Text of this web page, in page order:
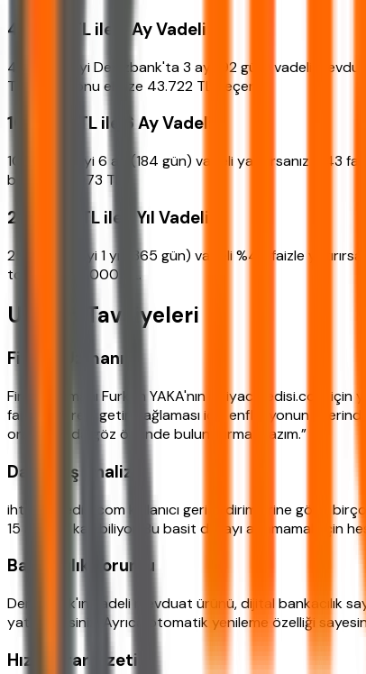
40.000 TL ile 3 Ay Vadeli
40.000 TL'yi Denizbank'ta 3 ay (92 gün) vadeli
TL. Vade sonu elinize 43.722 TL geçer.
100.000 TL ile 6 Ay Vadeli
100.000 TL'yi 6 ay (184 gün) vadeli yatırırsanız %43
bakiye: 119.073 TL.
250.000 TL ile 1 Yıl Vadeli
250.000 TL'yi 1 yıl (365 gün) vadeli %44 faizle
toplam: 349.000 TL.
Uzman Tavsiyeleri
Finans Uzmanı
Finans uzmanı Furkan YAKA'nın ihtiyackredisi.com
faizlerinin reel getiri sağlaması için enflasyonun
oranlarını da göz önünde bulundurması lazım.”
Davranış Analizi
ihtiyackredisi.com kullanıcı geri bildirimlerine göre,
15 altında kalabiliyor. Bu basit detayı atlamamak için
Bankacılık Yorumu
Denizbank'ın vadeli mevduat ürünü, dijital bankacılık
yatırabilirsiniz. Ayrıca otomatik yenileme özelliği
Hızlı Karar Özeti